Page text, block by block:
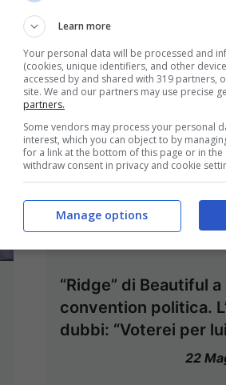
“Ridge” di Beautiful a
convention politica.
dubbi: “Voterei per
22
Learn more
Your personal data will be processed and
(cookies, unique identifiers, and other
accessed by and shared with 319 partners,
site. We and our partners may use precise
partners.
Some vendors may process your personal
interest, which you can object to by
for a link at the bottom of this page or in
withdraw consent in privacy and cookie
Manage options